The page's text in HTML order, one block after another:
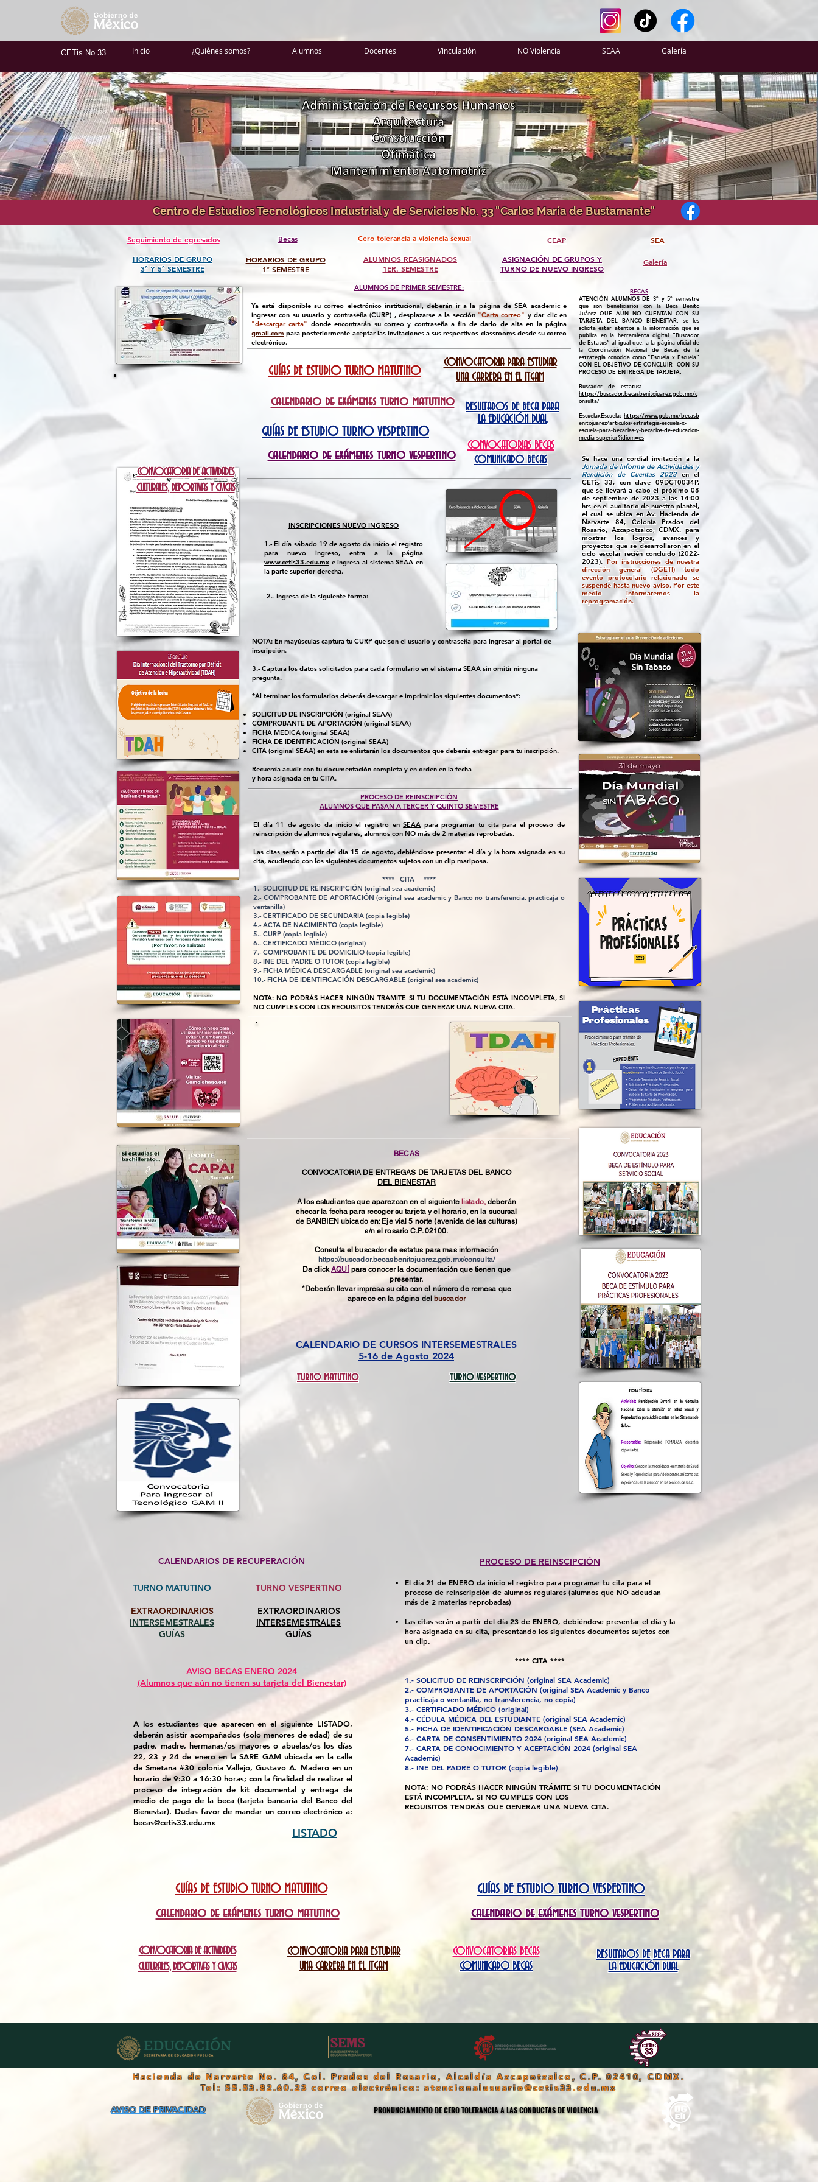
CETis No.33 Inicio ¿Quiénes somos? Alumnos Docentes Vinculación NO Violencia SEAA Galería
Centro de Estudios Tecnológicos Industrial y de Servicios No. 33 "Carlos María de Bustamante"
Seguimiento de egresados
HORARIOS DE GRUPO
3° Y 5° SEMESTRE
Becas
HORARIOS DE GRUPO
1° SEMESTRE
Cero tolerancia a violencia sexual
ALUMNOS REASIGNADOS
1ER. SEMESTRE
CEAP
ASIGNACIÓN DE GRUPOS Y
TURNO DE NUEVO INGRESO
SEA
Galería
CONVOCATORIA DE ACTIVIDADES
CULTURALES, DEPORTIVAS Y CIVICAS
ALUMNOS DE PRIMER SEMESTRE:
Ya está disponible su correo electrónico institucional, deberán ir a la página deSEA academice
ingresar con su usuario y contraseña (CURP) , desplazarse a la sección "Carta correo" y dar clic en
"descargar carta" donde encontrarán su correo y contraseña a fin de darlo de alta en la página
gmail.com para posteriormente aceptar las invitaciones a sus respectivos classrooms desde su correo
electrónico.
GUÍAS DE ESTUDIO TURNO MATUTINO
CONVOCATORIA PARA ESTUDIAR
UNA CARRERA EN EL ITGAM
calendario de exámenes turno matutino
GUÍAS DE ESTUDIO TURNO VESPERTINO
calendario de exámenes turno vespertino
RESULTADOS DE BECA PARA
LA EDUCACIÓN DUAL
CONVOCATORIAS BECAS
COMUNICADO BECAS
INSCRIPCIONES NUEVO INGRESO
1.- El día sábado 19 de agosto da inicio el registro
para nuevo ingreso, entra a la página
www.cetis33.edu.mx e ingresa al sistema SEAA en
la parte superior derecha.
2.- Ingresa de la siguiente forma:
NOTA: En mayúsculas captura tu CURP que son el usuario y contraseña para ingresar al portal de
inscripción.
3.- Captura los datos solicitados para cada formulario en el sistema SEAA sin omitir ninguna
pregunta.
*Al terminar los formularios deberás descargar e imprimir los siguientes documentos*:
SOLICITUD DE INSCRIPCIÓN (original SEAA)
COMPROBANTE DE APORTACIÓN (original SEAA)
FICHA MEDICA (original SEAA)
FICHA DE IDENTIFICACIÓN (original SEAA)
CITA (original SEAA) en esta se enlistarán los documentos que deberás entregar para tu inscripción.
Recuerda acudir con tu documentación completa y en orden en la fecha
y hora asignada en tu CITA.
PROCESO DE REINSCRIPCIÓN
ALUMNOS QUE PASAN A TERCER Y QUINTO SEMESTRE
El día 11 de agosto da inicio el registro enSEAA para programar tu cita para el proceso de
reinscripción de alumnos regulares, alumnos con NO más de 2 materias reprobadas.
Las citas serán a partir del día15 de agosto,debiéndose presentar el día y la hora asignada en su
cita, acudiendo con los siguientes documentos sujetos con un clip mariposa.
**** CITA ****
1.- SOLICITUD DE REINSCRIPCIÓN (original sea academic)
2.- COMPROBANTE DE APORTACIÓN (original sea academic y Banco no transferencia, practicaja o
ventanilla)
3.- CERTIFICADO DE SECUNDARIA (copia legible)
4.- ACTA DE NACIMIENTO (copia legible)
5.- CURP (copia legible)
6.- CERTIFICADO MÉDICO (original)
7.- COMPROBANTE DE DOMICILIO (copia legible)
8.- INE DEL PADRE O TUTOR (copia legible)
9.- FICHA MÉDICA DESCARGABLE (original sea academic)
10.- FICHA DE IDENTIFICACIÓN DESCARGABLE (original sea academic)
NOTA: NO PODRÁS HACER NINGÚN TRAMITE SI TU DOCUMENTACIÓN ESTÁ INCOMPLETA, SI
NO CUMPLES CON LOS REQUISITOS TENDRÁS QUE GENERAR UNA NUEVA CITA.
BECAS
CONVOCATORIA DE ENTREGAS DE TARJETAS DEL BANCO
DEL BIENESTAR
A los estudiantes que aparezcan en el siguiente listado,deberán
checar la fecha para recoger su tarjeta y el horario, en la sucursal
de BANBIEN ubicado en: Eje vial 5 norte (avenida de las culturas)
s/n el rosario C.P. 02100.
Consulta el buscador de estatus para mas información
https://buscador.becasbenitojuarez.gob.mx/consulta/
Da clickAQUÍ para conocer la documentación que tienen que
presentar.
*Deberán llevar impresa su cita con el número de remesa que
aparece en la página del buscador
CALENDARIO DE CURSOS INTERSEMESTRALES​
5-16 de Agosto 2024
turno matutino turno vespertino
BECAS
ATENCIÓN ALUMNOS DE 3° y 5° semestre
que son beneficiarios con la Beca Benito
Juárez QUE AÚN NO CUENTAN CON SU
TARJETA DEL BANCO BIENESTAR , se les
solicita estar atentos a la información que se
publica en la herramienta digital “Buscador
de Estatus” al igual que, a la página oficial de
la Coordinación Nacional de Becas de la
estrategia conocida como "Escuela x Escuela”
CON EL OBJETIVO DE CONCLUIR CON SU
PROCESO DE ENTREGA DE TARJETA.
Buscador de estatus:
https://buscador.becasbenitojuarez.gob.mx/c
onsulta/
EscuelaxEscuela: https://www.gob.mx/becasb
enitojuarez/articulos/estrategia-escuela-x-
escuela-para-becarias-y-becarios-de-educacion-
media-superior?idiom=es
Se hace una cordial invitación a la
Jornada de Informe de Actividades y
Rendición de Cuentas 2023en el
CETis 33, con clave 09DCT0034P,
que se llevará a cabo el próximo 08
de septiembre de 2023 a las 14:00
hrs en el auditorio de nuestro plantel,
el cual se ubica en Av. Hacienda de
Narvarte 84, Colonia Prados del
Rosario, Azcapotzalco, CDMX. para
mostrar los logros, avances y
proyectos que se desarrollaron en el
ciclo escolar recién concluido (2022-
2023). Por instrucciones de nuestra
dirección general (DGETI) todo
evento protocolario relacionado se
suspende hasta nuevo aviso. Por este
medio informaremos la
reprogramación.
CALENDARIOS DE RECUPERACIÓN
TURNO MATUTINO
EXTRAORDINARIOS
INTERSEMESTRALES
GUÍAS
​TURNO VESPERTINO
EXTRAORDINARIOS
INTERSEMESTRALES
GUÍAS
AVISO BECAS ENERO 2024
(Alumnos que aún no tienen su tarjeta del Bienestar)
A los estudiantes que aparecen en el siguiente LISTADO,
deberán asistir acompañados (solo menores de edad) de su
padre, madre, hermanas/os mayores o abuelas/os los días
22, 23 y 24 de enero en la SARE GAM ubicada en la calle
de Smetana #30 colonia Vallejo, Gustavo A. Madero en un
horario de 9:30 a 16:30 horas; con la finalidad de realizar el
proceso de integración de kit documental y entrega de
medio de pago de la beca (tarjeta bancaria del Banco del
Bienestar). Dudas favor de mandar un correo electrónico a:
becas@cetis33.edu.mx
LISTADO
PROCESO DE REINSCIPCIÓN
El día 21 de ENERO da inicio el registro para programar tu cita para el
proceso de reinscripción de alumnos regulares (alumnos que NO adeudan
más de 2 materias reprobadas)
Las citas serán a partir del día 23 de ENERO, debiéndose presentar el día y la
hora asignada en su cita, presentando los siguientes documentos sujetos con
un clip.
**** CITA ****
1.- SOLICITUD DE REINSCRIPCIÓN (original SEA Academic)
2.- COMPROBANTE DE APORTACIÓN (original SEA Academic y Banco
practicaja o ventanilla, no transferencia, no copia)
3.- CERTIFICADO MÉDICO (original)
4.- CÉDULA MÉDICA DEL ESTUDIANTE (original SEA Academic)
5.- FICHA DE IDENTIFICACIÓN DESCARGABLE (SEA Academic)
6.- CARTA DE CONSENTIMIENTO 2024 (original SEA Academic)
7.- CARTA DE CONOCIMIENTO Y ACEPTACIÓN 2024 (original SEA
Academic)
8.- INE DEL PADRE O TUTOR (copia legible)
NOTA: NO PODRÁS HACER NINGÚN TRÁMITE SI TU DOCUMENTACIÓN
ESTÁ INCOMPLETA, SI NO CUMPLES CON LOS
REQUISITOS TENDRÁS QUE GENERAR UNA NUEVA CITA.
GUÍAS DE ESTUDIO TURNO MATUTINO
calendario de exámenes turno matutino
CONVOCATORIA DE ACTIVIDADES
CULTURALES, DEPORTIVAS Y CIVICAS
CONVOCATORIA PARA ESTUDIAR
UNA CARRERA EN EL ITGAM
GUÍAS DE ESTUDIO TURNO VESPERTINO
calendario de exámenes turno vespertino
CONVOCATORIAS BECAS
COMUNICADO BECAS
RESULTADOS DE BECA PARA
LA EDUCACIÓN DUAL
Hacienda de Narvarte No. 84, Col. Prados del Rosario, Alcaldía Azcapotzalco, C.P. 02410, CDMX.
Tel: 55.53.82.60.23 correo electrónico:atencionalusuario@cetis33.edu.mx
AVISO DE PRIVACIDAD
PRONUNCIAMIENTO DE CERO TOLERANCIA A LAS CONDUCTAS DE VIOLENCIA
PRONUNCIAMIENTO DE CERO TOLERANCIA A LAS CONDUCTAS DE VIOLENCIA